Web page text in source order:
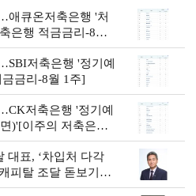
애큐온저축은행 '처
은행 적금금리-8월
저축은행 '정기예
금리-8월 1주]
저축은행 '정기예
)'[이주의 저축은행
대표, ‘차입처 다각
피탈 조달 돋보기